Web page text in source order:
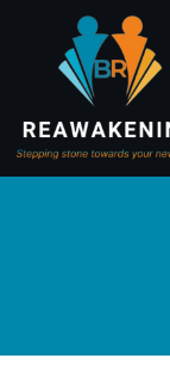
content